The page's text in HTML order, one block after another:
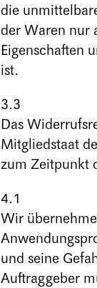
die
der Waren nur
Eigenschaften
ist.
3.3
Das
Mitgliedstaat
zum Zeitpunkt
Wir
und seine
Auftraggeber